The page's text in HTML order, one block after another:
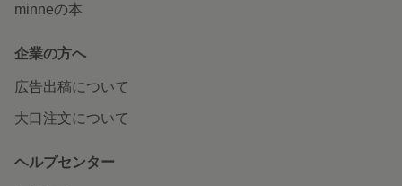
minneの本
企業の方へ
広告出稿について
大口注文について
ヘルプセンター